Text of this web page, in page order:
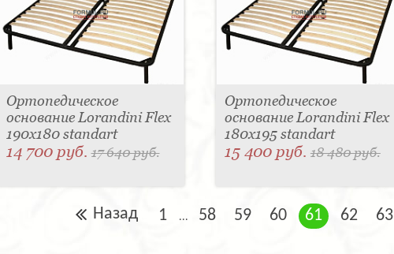
Ортопедическое
основание Lorandini Flex
190x180 standart
14 700 руб.17 640 руб.
Ортопедическое
основание Lorandini Flex
180x195 standart
15 400 руб. 18 480 руб.
Назад 1 ... 58 59 60 61 62 63